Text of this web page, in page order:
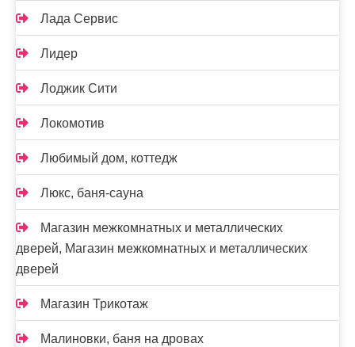
Лада Сервис
Лидер
Лоджик Сити
Локомотив
Любимый дом, коттедж
Люкс, баня-сауна
Магазин межкомнатных и металлических
дверей, Магазин межкомнатных и металлических
дверей
Магазин Трикотаж
Малиновки, баня на дровах